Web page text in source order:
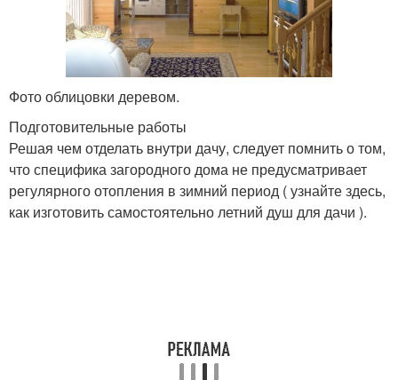
Фото облицовки деревом.
Подготовительные работы
Решая чем отделать внутри дачу, следует помнить о том,
что специфика загородного дома не предусматривает
регулярного отопления в зимний период ( узнайте здесь,
как изготовить самостоятельно летний душ для дачи ).